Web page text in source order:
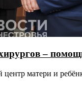
–
матери и